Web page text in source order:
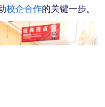
校企合作的关键一步。